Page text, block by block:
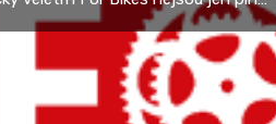
dalších věciček pro cyklistiku, ale i
akce. Tradiční bývá na této…